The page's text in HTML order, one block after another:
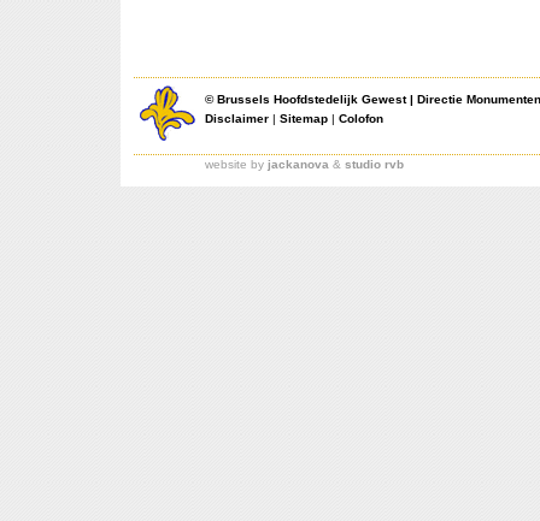
©Brussels Hoofdstedelijk Gewest| Directie
Disclaimer | Sitemap | Colofon
website by jackanova & studio rvb